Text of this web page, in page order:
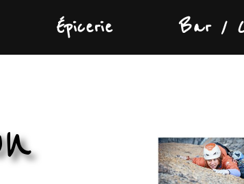
Épicerie Bar /